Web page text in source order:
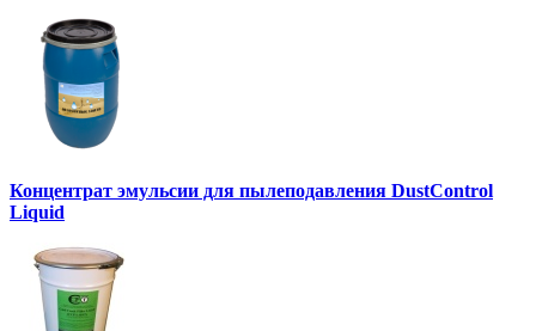
Концентрат эмульсии для пылеподавления DustControl
Liquid